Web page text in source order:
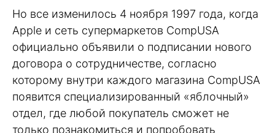
Но все изменилось 4 ноября 1997 года, когда
Apple и сеть супермаркетов CompUSA
официально объявили о подписании нового
договора о сотрудничестве, согласно
которому внутри каждого магазина CompUSA
появится специализированный «яблочный»
отдел, где любой покупатель сможет не
только познакомиться и попробовать